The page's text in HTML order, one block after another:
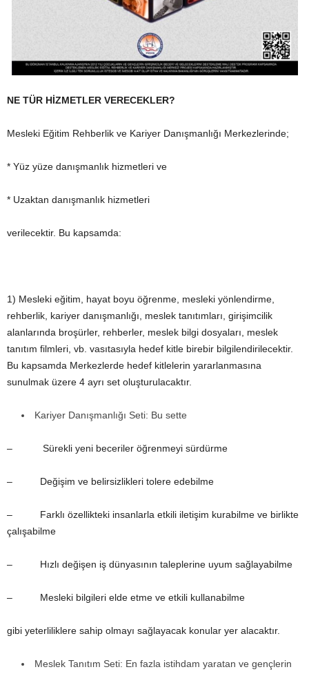
NE TÜR HİZMETLER VERECEKLER?
Mesleki Eğitim Rehberlik ve Kariyer Danışmanlığı Merkezlerinde;
* Yüz yüze danışmanlık hizmetleri ve
* Uzaktan danışmanlık hizmetleri
verilecektir. Bu kapsamda:
1) Mesleki eğitim, hayat boyu öğrenme, mesleki yönlendirme,
rehberlik, kariyer danışmanlığı, meslek tanıtımları, girişimcilik
alanlarında broşürler, rehberler, meslek bilgi dosyaları, meslek
tanıtım filmleri, vb. vasıtasıyla hedef kitle birebir bilgilendirilecektir.
Bu kapsamda Merkezlerde hedef kitlelerin yararlanmasına
sunulmak üzere 4 ayrı set oluşturulacaktır.
Kariyer Danışmanlığı Seti: Bu sette
– Sürekli yeni beceriler öğrenmeyi sürdürme
– Değişim ve belirsizlikleri tolere edebilme
– Farklı özellikteki insanlarla etkili iletişim kurabilme ve birlikte
çalışabilme
– Hızlı değişen iş dünyasının taleplerine uyum sağlayabilme
– Mesleki bilgileri elde etme ve etkili kullanabilme
gibi yeterliliklere sahip olmayı sağlayacak konular yer alacaktır.
Meslek Tanıtım Seti: En fazla istihdam yaratan ve gençlerin